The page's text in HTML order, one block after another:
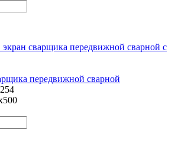
передвижной сварной